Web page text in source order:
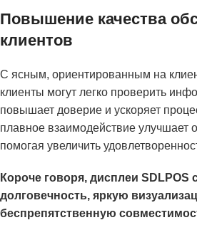
Повышение качества
клиентов
С ясным, ориентированным на
клиенты могут легко проверить
повышает доверие и ускоряет
плавное взаимодействие улучшает
помогая увеличить
Короче говоря, дисплеи SDLPOS
долговечность, яркую
беспрепятственную